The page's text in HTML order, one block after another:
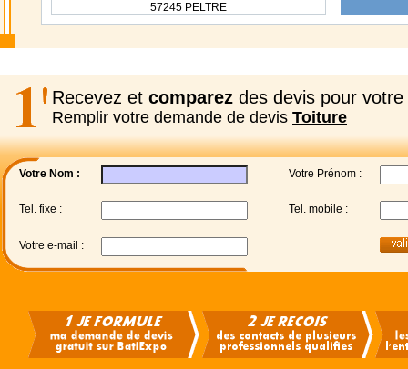
57245 PELTRE
Recevez et comparez des devis pour votre
Remplir votre demande de devis Toiture
Votre Nom : Votre Prénom :
Tel. fixe : Tel. mobile :
Votre e-mail :